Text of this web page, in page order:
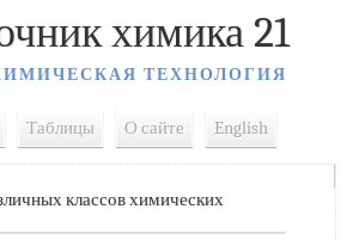
химика 21
ТЕХНОЛОГИЯ
Таблицы О сайте English
классов химических